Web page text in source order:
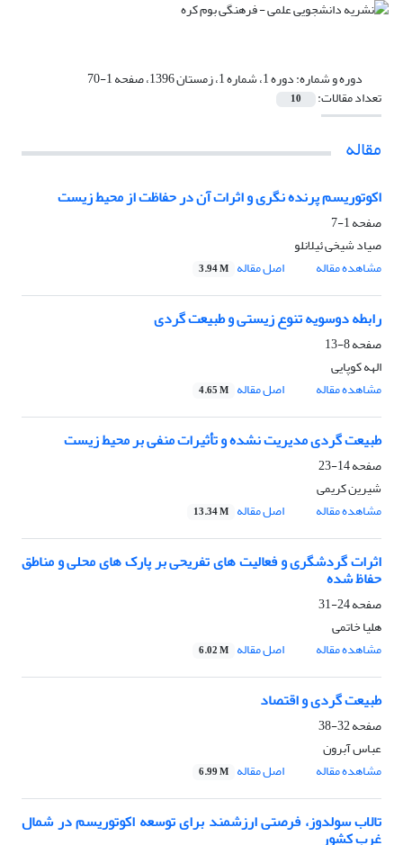
دوره و شماره:دوره 1، شماره 1، زمستان 1396، صفحه 1-70
تعداد مقالات: 10
مقاله
اکوتوریسم پرنده نگری و اثرات آن در حفاظت از محیط زیست
صفحه1-7
صیاد شیخی ئیلانلو
مشاهده مقاله
اصل مقاله 3.94 M
رابطه دوسویه تنوع زیستی و طبیعت گردی
صفحه8-13
الهه کوپایی
مشاهده مقاله
اصل مقاله 4.65 M
طبیعت گردی مدیریت نشده و تأثیرات منفی بر محیط زیست
صفحه14-23
شیرین کریمی
مشاهده مقاله
اصل مقاله 13.34 M
اثرات گردشگری و فعالیت های تفریحی بر پارک های محلی و مناطق
حفاظ شده
صفحه24-31
هلیا خاتمی
مشاهده مقاله
اصل مقاله 6.02 M
طبیعت گردی و اقتصاد
صفحه32-38
عباس آبرون
مشاهده مقاله
اصل مقاله 6.99 M
تالاب سولدوز، فرصتی ارزشمند برای توسعه اکوتوریسم در شمال
غرب کشور